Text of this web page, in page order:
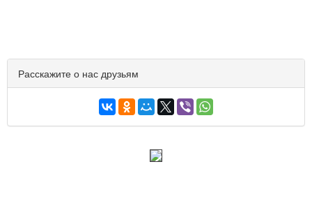
Расскажите о нас друзьям